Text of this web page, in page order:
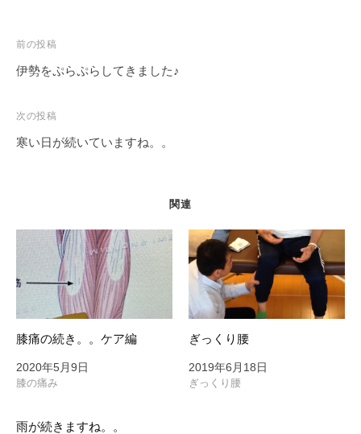
投
稿
ビ
ゲ
ン
前の投稿
伊勢をぷらぷらしてきました♪
次の投稿
寒い日が続いていますね。。
関連
膝痛の続き。。ケア編
2020年5月9日
膝の痛み
ぎっくり腰
2019年6月18日
ぎっくり腰
雨が続きますね。。